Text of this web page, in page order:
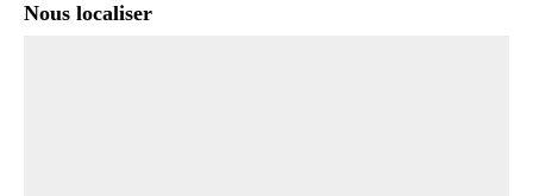
Nous localiser